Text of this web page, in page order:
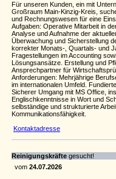
Für unseren Kunden, ein mit
Großraum Main-Kinzig-Kreis,
und Rechnungswesen für eine
Aufgaben: Operative Mitarbeit in
Analyse und Aufnahme der
Überwachung und Sicherstellung
korrekter Monats-, Quartals- und
Fragestellungen im Accounting
Lösungsansätze. Erstellung und
Ansprechpartner für
Anforderungen: Mehrjährige
im internationalen Umfeld.
Sicherer Umgang mit MS Office,
Englischkenntnisse in Wort und
selbständige und strukturierte
Kommunikationsfähigkeit.
Kontaktadresse
Reinigungskräfte gesucht!
vom 24.07.2026